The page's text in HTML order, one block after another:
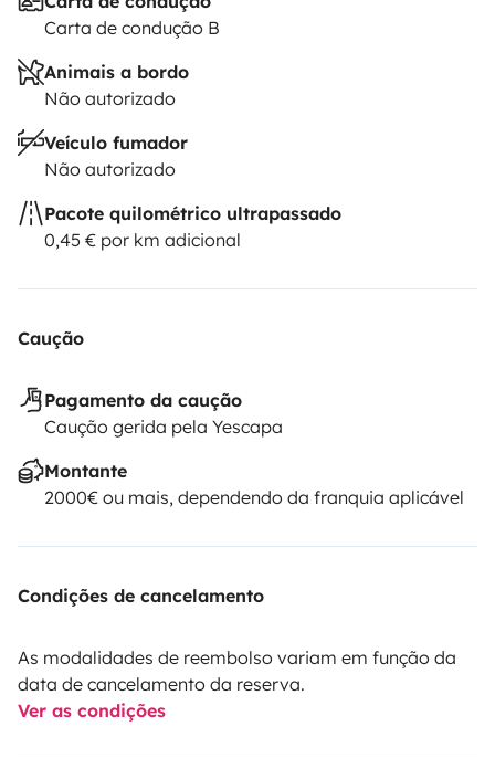
Carta de condução B
Animais a bordo
Não autorizado
Veículo fumador
Não autorizado
Pacote quilométrico ultrapassado
0,45 € por km adicional
Caução
Pagamento da caução
Caução gerida pela Yescapa
Montante
2000€ ou mais, dependendo da franquia aplicável
Condições de cancelamento
As modalidades de reembolso variam em função da
data de cancelamento da reserva.
Ver as condições